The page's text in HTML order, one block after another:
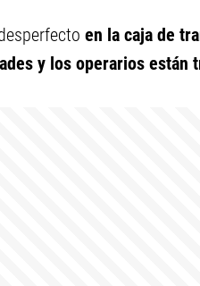
en la caja de
y los operarios